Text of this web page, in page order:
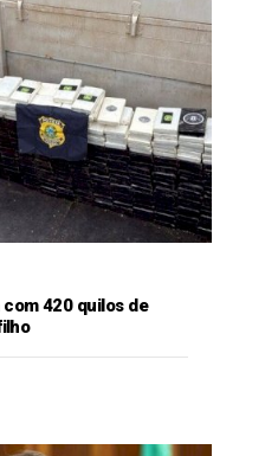
420 quilos de